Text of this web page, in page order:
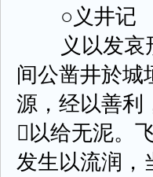
○义井记
义以发哀形
间公凿井於城
源，经以善利
以给无泥。
发生以流润，